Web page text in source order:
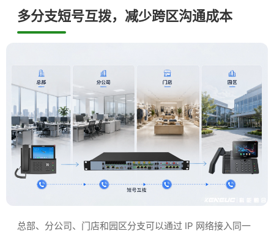
多分支短号互拨，减少跨区沟通成本
总部、分公司、门店和园区分支可以通过 IP 网络接入同一